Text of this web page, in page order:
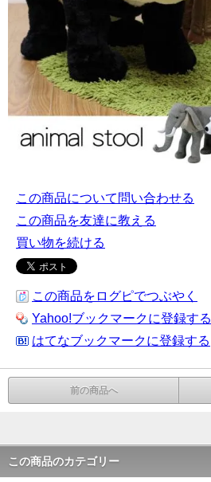
この商品について問い合わせる
この商品を友達に教える
買い物を続ける
この商品をログピでつぶやく
Yahoo!ブックマークに登録する
はてなブックマークに登録する
前の商品へ
この商品のカテゴリー